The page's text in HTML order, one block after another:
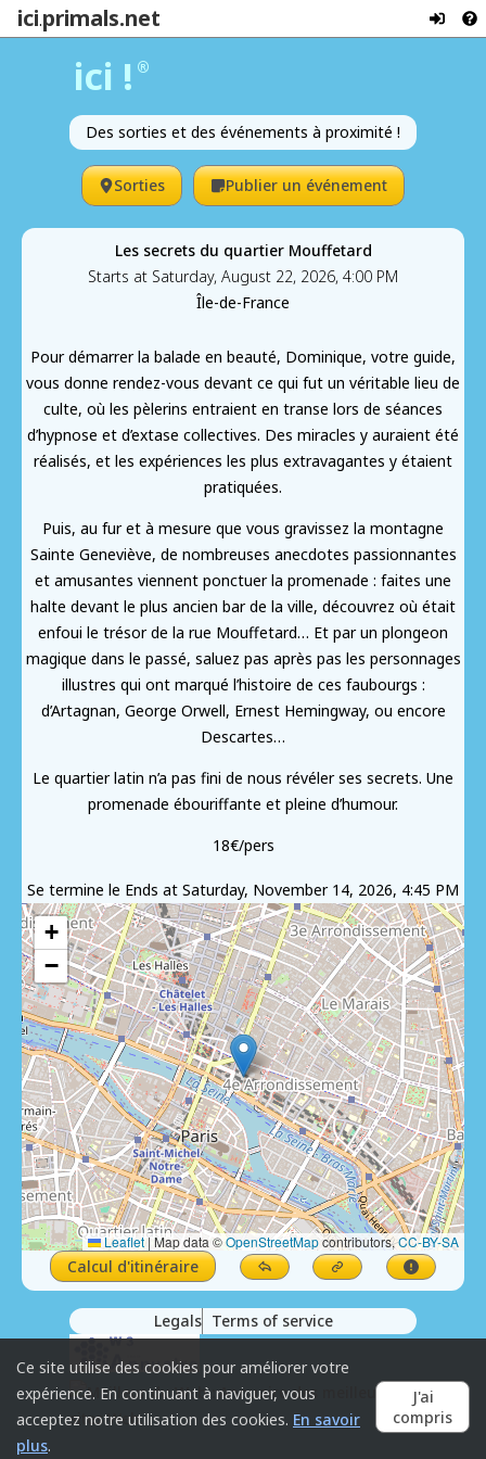
ici.primals.net
ici ! ®
Des sorties et des événements à proximité !
Sorties Publier un événement
Les secrets du quartier Mouffetard
Starts at Saturday, August 22, 2026, 4:00 PM
Île-de-France
Pour démarrer la balade en beauté, Dominique, votre guide,
vous donne rendez-vous devant ce qui fut un véritable lieu de
culte, où les pèlerins entraient en transe lors de séances
d’hypnose et d’extase collectives. Des miracles y auraient été
réalisés, et les expériences les plus extravagantes y étaient
pratiquées.
Puis, au fur et à mesure que vous gravissez la montagne
Sainte Geneviève, de nombreuses anecdotes passionnantes
et amusantes viennent ponctuer la promenade : faites une
halte devant le plus ancien bar de la ville, découvrez où était
enfoui le trésor de la rue Mouffetard… Et par un plongeon
magique dans le passé, saluez pas après pas les personnages
illustres qui ont marqué l’histoire de ces faubourgs :
d’Artagnan, George Orwell, Ernest Hemingway, ou encore
Descartes…
Le quartier latin n’a pas fini de nous révéler ses secrets. Une
promenade ébouriffante et pleine d’humour.
18€/pers
Se termine le Ends at Saturday, November 14, 2026, 4:45 PM
+
−
Leaflet |Map data ©OpenStreetMapcontributors,CC-BY-SA
Calcul d'itinéraire
Legals Terms of service
Ce site utilise des cookies pour améliorer votre
expérience. En continuant à naviguer, vous
acceptez notre utilisation des cookies. En savoir
plus.
J'ai
compris